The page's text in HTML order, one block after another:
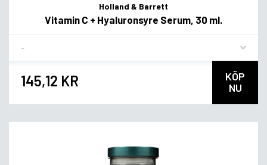
Holland & Barrett
Vitamin C + Hyaluronsyre Serum, 30 ml.
145,12 KR
KÖP
NU